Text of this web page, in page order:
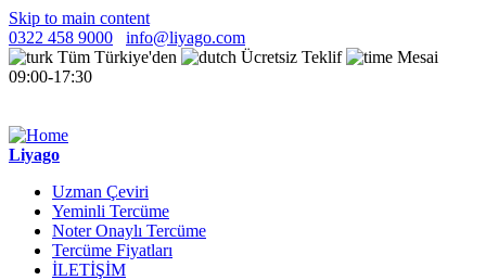
Skip to main content
0322 458 9000
info@liyago.com
Tüm Türkiye'den
Ücretsiz Teklif
Mesai
09:00-17:30
Liyago
Uzman Çeviri
Yeminli Tercüme
Noter Onaylı Tercüme
Tercüme Fiyatları
İLETİŞİM